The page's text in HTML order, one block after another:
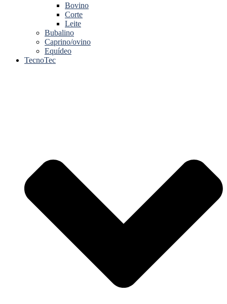
Bovino
Corte
Leite
Bubalino
Caprino/ovino
Equídeo
TecnoTec